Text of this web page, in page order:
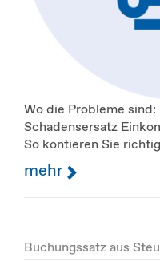
Wo die Probleme
Schadensersatz
So kontieren Sie
mehr
Buchungssatz aus